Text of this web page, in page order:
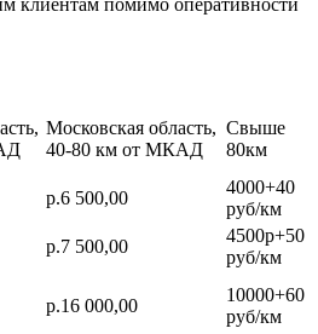
Московская область,
40-80 км от МКАД
Свыше
80км
р.6 500,00
4000+40
руб/км
р.7 500,00
4500р+50
руб/км
р.16 000,00
10000+60
руб/км